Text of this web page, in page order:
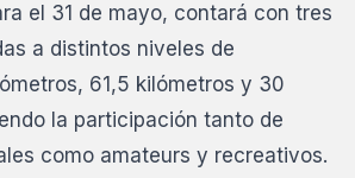
el 31 de mayo, contará con tres
a distintos niveles de
61,5 kilómetros y 30
la participación tanto de
como amateurs y recreativos.